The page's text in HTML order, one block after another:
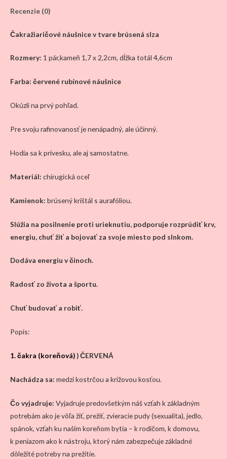
Recenzie (0)
Čakražiaričové náušnice v tvare brúsená slza
Rozmery: 1 pár,kameň 1,7 x 2,2cm, dĺžka totál 4,6cm
Farba: červené rubínové náušnice
Okúzli na prvý pohľad.
Pre svoju rafinovanosť je nenápadný, ale účinný.
Hodia sa k prívesku, ale aj samostatne.
Materiál: chirugická oceľ
Kamienok: brúsený krištál s aurafóliou.
Slúžia na posilnenie proti urieknutiu, podporuje rozprúdiť krv,
energiu, chuť žiť a bojovať za svoje miesto pod slnkom.
Dodáva energiu v činoch.
Radosť zo života a športu.
Chuť budovať a robiť.
Popis:
1. čakra (koreňová)) ČERVENÁ
Nachádza sa: medzi kostrčou a krížovou kosťou.
Čo vyjadruje: Vyjadruje predovšetkým náš vzťah k základným
potrebám ako je vôľa žiť, prežiť, zvieracie pudy (sexualita), jedlo,
spánok, vzťah ku naším koreňom bytia – k rodičom, k domovu,
k peniazom ako k nástroju, ktorý nám zabezpečuje základné
dôležité potreby na prežitie.